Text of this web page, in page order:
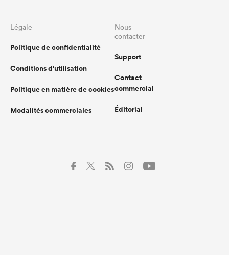
Légale
Politique de confidentialité
Conditions d'utilisation
Politique en matière de cookies
Modalités commerciales
Nous
contacter
Support
Contact
commercial
Éditorial